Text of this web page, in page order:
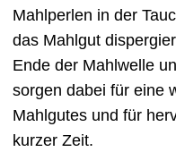
Mahlperlen in der
das Mahlgut
Ende der Mahlwelle
sorgen dabei für eine
Mahlgutes und für
kurzer Zeit.